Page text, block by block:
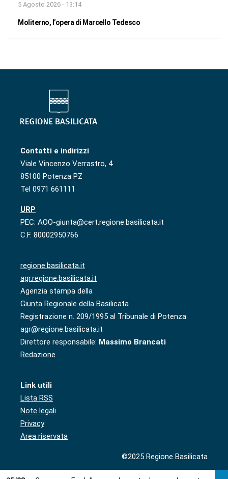
5 Agosto 2026 - 13:14
Moliterno, l’opera di Marcello Tedesco
Contatti e indirizzi
Viale Vincenzo Verrastro, 4
85100 Potenza PZ
Tel 0971 661111
URP
PEC: AOO-giunta@cert.regione.basilicata.it
C.F. 80002950766
regione.basilicata.it
agr.regione.basilicata.it
Agenzia stampa della
Giunta Regionale della Basilicata
Registrazione n. 209/1995 al Tribunale di Potenza
agr@regione.basilicata.it
Direttore responsabile: Massimo Brancati
Redazione
Link utili
Lista RSS
Note legali
Privacy
Area riservata
©2025 Regione Basilicata